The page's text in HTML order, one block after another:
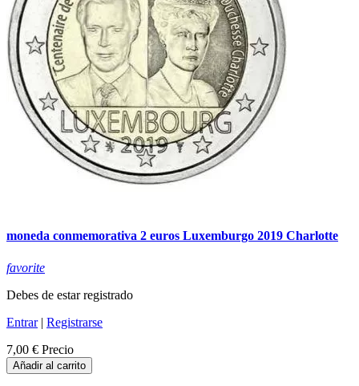
moneda conmemorativa 2 euros Luxemburgo 2019 Charlotte
favorite
Debes de estar registrado
Entrar| Registrarse
7,00 € Precio
Añadir al carrito